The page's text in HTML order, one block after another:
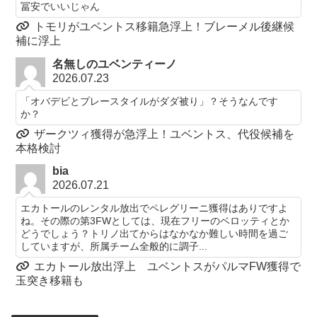
冨安でいいじゃん
トモリがユベントス移籍急浮上！ブレーメル後継候
補に浮上
名無しのユベンティーノ
2026.07.23
「オバデビとプレースタイルがダダ被り」？そうなんです
か？
ザークツィ獲得が急浮上！ユベントス、代役候補を
本格検討
bia
2026.07.21
エカトールのレンタル放出でペレグリーニ獲得はありですよ
ね。その際の第3FWとしては、現在フリーのベロッティとか
どうでしょう？トリノ出てからはなかなか難しい時間を過ご
していますが、所属チーム全般的に調子...
エカトール放出浮上 ユベントスがパルマFW獲得で
玉突き移籍も